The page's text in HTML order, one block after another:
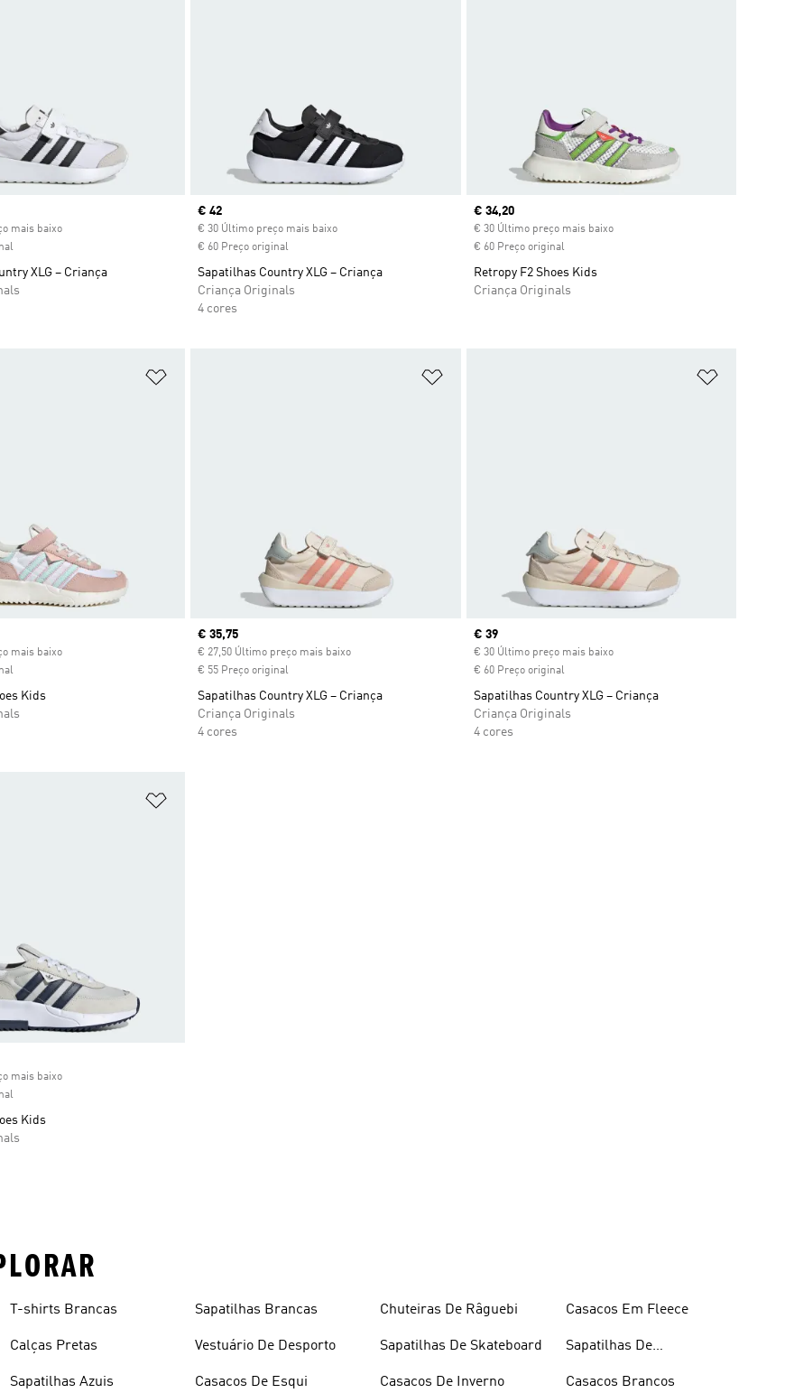
mais baixo
XLG – Criança
Current price
€ 42
€ 30 Último preço mais baixo
€ 60 Preço original
Sapatilhas Country XLG – Criança
Criança Originals
4 cores
Current price
€ 34,20
€ 30 Último preço mais baixo
€ 60 Preço original
Retropy F2 Shoes Kids
Criança Originals
mais baixo
Kids
Current price
€ 35,75
€ 27,50 Último preço mais baixo
€ 55 Preço original
Sapatilhas Country XLG – Criança
Criança Originals
4 cores
Current price
€ 39
€ 30 Último preço mais baixo
€ 60 Preço original
Sapatilhas Country XLG – Criança
Criança Originals
4 cores
mais baixo
Kids
T-shirts Brancas
Calças Pretas
Sapatilhas Azuis
Sapatilhas Brancas
Vestuário De Desporto
Casacos De Esqui
Chuteiras De Râguebi
Sapatilhas De Skateboard
Casacos De Inverno
Casacos Em Fleece
Sapatilhas De
Casacos Brancos